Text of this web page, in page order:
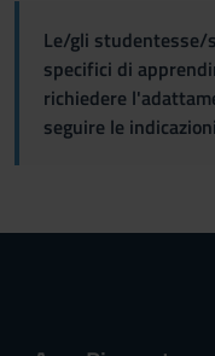
Le/gli
specifici di
richiedere
seguire le